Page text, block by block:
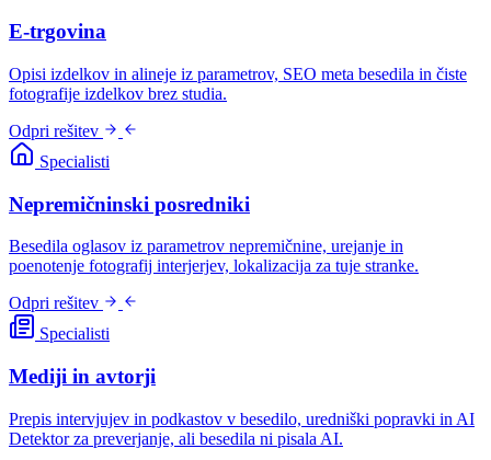
E-trgovina
Opisi izdelkov in alineje iz parametrov, SEO meta besedila in čiste
fotografije izdelkov brez studia.
Odpri rešitev
Specialisti
Nepremičninski posredniki
Besedila oglasov iz parametrov nepremičnine, urejanje in
poenotenje fotografij interjerjev, lokalizacija za tuje stranke.
Odpri rešitev
Specialisti
Mediji in avtorji
Prepis intervjujev in podkastov v besedilo, uredniški popravki in AI
Detektor za preverjanje, ali besedila ni pisala AI.